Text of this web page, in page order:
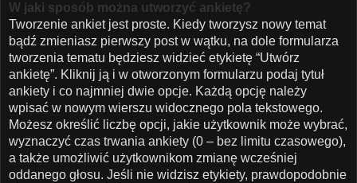
W jaki sposób można utworzyć ankietę?
Tworzenie ankiet jest proste. Kiedy tworzysz nowy temat
bądź zmieniasz pierwszy post w wątku, na dole formularza
tworzenia tematu będziesz widzieć etykietę “Utwórz
ankietę”. Kliknij ją i w otworzonym formularzu podaj tytuł
ankiety i co najmniej dwie opcje. Każdą opcję należy
wpisać w nowym wierszu widocznego pola tekstowego.
Możesz określić liczbę opcji, jakie użytkownik może wybrać,
wyznaczyć czas trwania ankiety (0 – bez limitu czasowego),
a także umożliwić użytkownikom zmianę wcześniej
oddanego głosu. Jeśli nie widzisz etykiety, prawdopodobnie